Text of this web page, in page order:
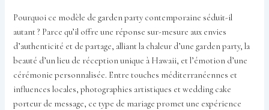
Pourquoi ce modèle de garden party contemporaine séduit-il
autant ? Parce qu’il offre une réponse sur-mesure aux envies
d’authenticité et de partage, alliant la chaleur d’une garden party, la
beauté d’un lieu de réception unique à Hawaii, et l’émotion d’une
cérémonie personnalisée. Entre touches méditerranéennes et
influences locales, photographies artistiques et wedding cake
porteur de message, ce type de mariage promet une expérience